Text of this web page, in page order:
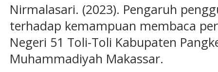
Nirmalasari. (2023). Pengaruh
terhadap kemampuan membaca
Negeri 51 Toli-Toli Kabupaten
Muhammadiyah Makassar.